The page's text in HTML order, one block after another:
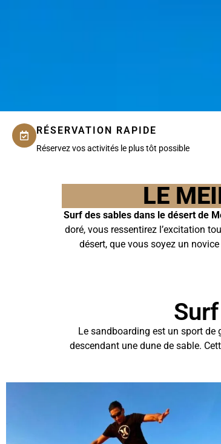
RÉSERVATION RAPIDE
Réservez vos activités le plus tôt possible
LE
Surf des sables dans le désert de
doré, vous ressentirez l’excitation
désert, que vous soyez un
Le sandboarding est un sport de
descendant une dune de sable.